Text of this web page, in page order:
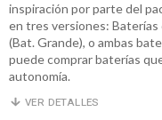
inspiración por parte del
en tres versiones: Baterías
(Bat. Grande), o ambas
puede comprar baterías
autonomía.
VER DETALLES